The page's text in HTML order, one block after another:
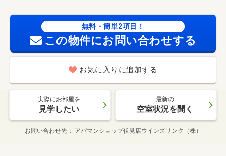
無料・簡単2項目！
この物件にお問い合わせする
お気に入りに追加する
実際にお部屋を
見学したい
最新の
空室状況を聞く
お問い合わせ先 アパマンショップ伏見店ウインズリンク（株）